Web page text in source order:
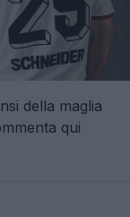
della maglia
qui